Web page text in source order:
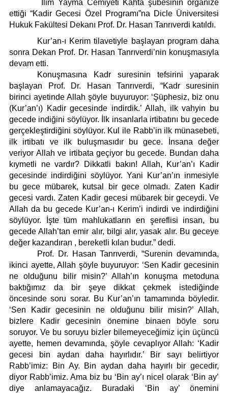
İletişim
İlim Yayma Cemiyeti Kâhta şubesinin organize
ettiği “Kadir Gecesi Özel Programı”na Dicle Üniversitesi
Hukuk Fakültesi Dekanı Prof. Dr. Hasan Tanrıverdi katıldı.
Kur’an-ı Kerim tilavetiyle başlayan program daha
sonra Dekan Prof. Dr. Hasan Tanrıverdi’nin konuşmasıyla
devam etti.
Konuşmasına Kadr suresinin tefsirini yaparak
başlayan Prof. Dr. Hasan Tanrıverdi, “Kadr suresinin
birinci ayetinde Allah şöyle buyuruyor: ‘Şüphesiz, biz onu
(Kur’an’ı) Kadir gecesinde indirdik.’ Allah, ilk vahyin bu
gecede indiğini söylüyor. İlk insanlarla irtibatını bu gecede
gerçekleştirdiğini söylüyor. Kul ile Rabb’in ilk münasebeti,
ilk irtibatı ve ilk buluşmasıdır bu gece. İnsana değer
veriyor Allah ve irtibata geçiyor bu gecede. Bundan daha
kıymetli ne vardır? Dikkatli bakın! Allah, Kur’an’ı Kadir
gecesinde indirdiğini söylüyor. Yani Kur’an’ın inmesiyle
bu gece mübarek, kutsal bir gece olmadı. Zaten Kadir
gecesi vardı. Zaten Kadir gecesi mübarek bir geceydi. Ve
Allah da bu gecede Kur’an-ı Kerim’i indirdi ve indirdiğini
söylüyor. İşte tüm mahlukatların en şereflisi insan, bu
gecede Allah’tan emir alır, bilgi alır, yasak alır. Bu geceye
değer kazandıran , bereketli kılan budur.” dedi.
Prof. Dr. Hasan Tanrıverdi, “Surenin devamında,
ikinci ayette, Allah şöyle buyuruyor: ‘Sen Kadir gecesinin
ne olduğunu bilir misin?’ Allah’ın konuşma metoduna
baktığımız da bir şeye dikkat çekmek istediğinde
öncesinde soru sorar. Bu Kur’an’ın tamamında böyledir.
‘Sen Kadir gecesinin ne olduğunu bilir misin?’ Allah,
bizlere Kadir gecesinin önemine binaen böyle soru
soruyor. Ve bu soruyu bizler bilemeyeceğimiz için üçüncü
ayette, hemen devamında, şöyle cevaplıyor Allah: ‘Kadir
gecesi bin aydan daha hayırlıdır.’ Bir sayı belirtiyor
Rabb’imiz: Bin Ay. Bin aydan daha hayırlı bir gecedir,
diyor Rabb’imiz. Ama biz bu ‘Bin ay’ı nicel olarak ‘Bin ay’
diye anlamayacağız. Buradaki ‘Bin ay’ önemini